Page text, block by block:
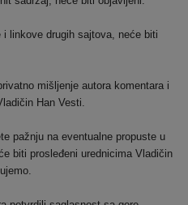
linkove drugih sajtova, neće biti
mišljenje autora komentara i
Han Vesti.
pažnju na eventualne propuste u
biti prosleđeni urednicima Vladičin